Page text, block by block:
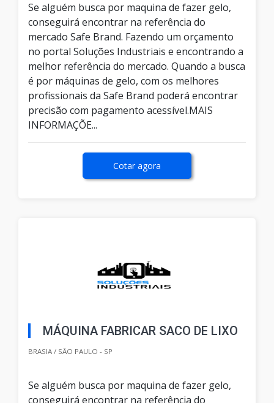
Se alguém busca por maquina de fazer gelo,
conseguirá encontrar na referência do
mercado Safe Brand. Fazendo um orçamento
no portal Soluções Industriais e encontrando a
melhor referência do mercado. Quando a busca
é por máquinas de gelo, com os melhores
profissionais da Safe Brand poderá encontrar
precisão com pagamento acessível.MAIS
INFORMAÇÕE...
Cotar agora
MÁQUINA FABRICAR SACO DE LIXO
BRASIA / SÃO PAULO - SP
Se alguém busca por maquina de fazer gelo,
conseguirá encontrar na referência do